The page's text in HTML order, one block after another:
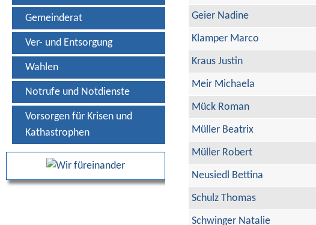
Gemeinderat
Ver- und Entsorgung
Wahlen
Notrufe und Notdienste
Vorsorgen für Krisen und
Kathastrophen
Geier Nadine
Klamper Marco
Kraus Justin
Meir Michaela
Mück Roman
Müller Beatrix
Müller Robert
Neusiedl Bettina
Schulz Thomas
Schwinger Natalie